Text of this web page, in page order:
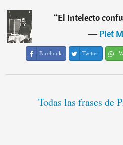
“El intelecto
―Piet
Facebook Twitter
Todas las frases de